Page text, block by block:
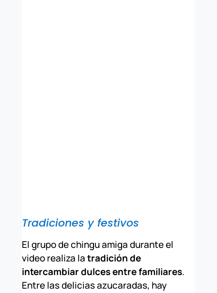
Tradiciones y festivos
El grupo de chingu amiga durante el
video realiza latradición de
intercambiar dulces entre familiares.
Entre las delicias azucaradas, hay